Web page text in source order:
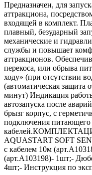
Предназначен, для
аттракциона,
входящей в комплект.
плавный, безударный
механические и
службы и повышает
аттракционов.
перекоса, или обрыва
ходу» (при отсутствии
(автоматическая защита
минут) Индикация
автозапуска после
брызг корпус, с
подключения питающего
AQUASTART SOFT
с кабелем 10м
(арт.A103198)- 1шт;-
4шт;- Инструкция по